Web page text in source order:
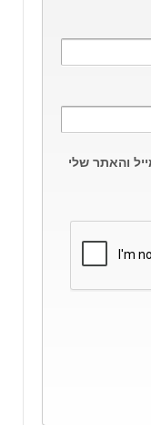
והאתר שלי